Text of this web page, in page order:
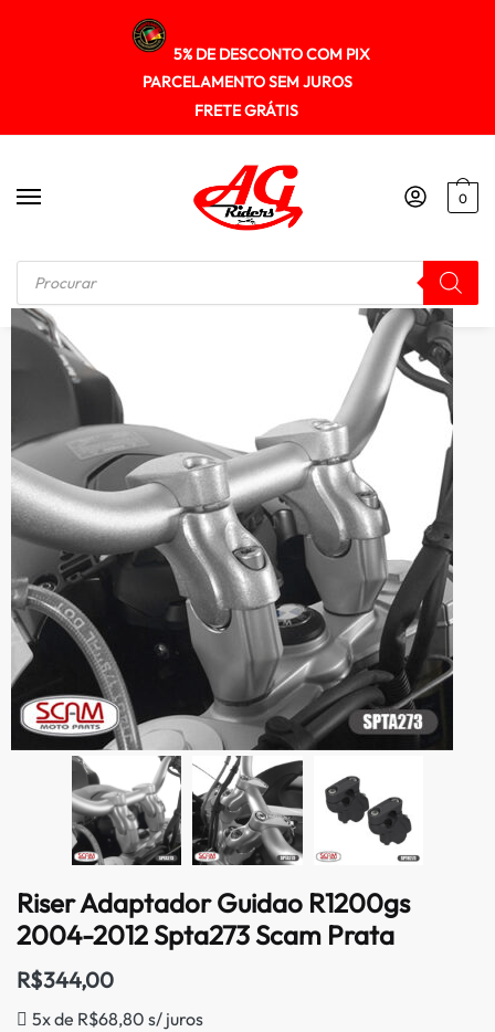
5% DE DESCONTO COM PIX
PARCELAMENTO SEM JUROS
FRETE GRÁTIS
0
Início / RISER GUIDÃO Riser Adaptador Guidao R1200gs 2004-2012 Spta273 Scam Prata
Riser Adaptador Guidao R1200gs
2004-2012 Spta273 Scam Prata
R$344,00
5x de R$68,80 s/ juros